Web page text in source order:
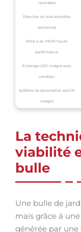
réversible
Plancher en bois amovible
sectionnel
Filtre à air HEPA haute
performance
Éclairage LED intégré avec
variateur
Système de sonorisation sans fil
intégré
La
viabilité
bulle
Une bulle de
mais grâce à
générée par